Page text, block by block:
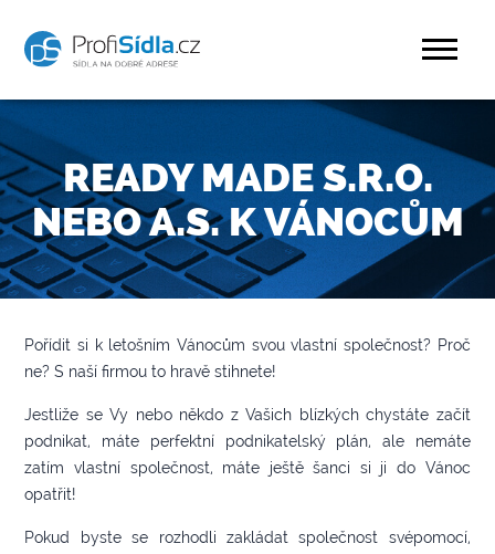
READY MADE S.R.O.
NEBO A.S. K VÁNOCŮM
Pořídit si k letošním Vánocům svou vlastní společnost? Proč
ne? S naší firmou to hravě stihnete!
Jestliže se Vy nebo někdo z Vašich blízkých chystáte začít
podnikat, máte perfektní podnikatelský plán, ale nemáte
zatím vlastní společnost, máte ještě šanci si ji do Vánoc
opatřit!
Pokud byste se rozhodli zakládat společnost svépomocí,